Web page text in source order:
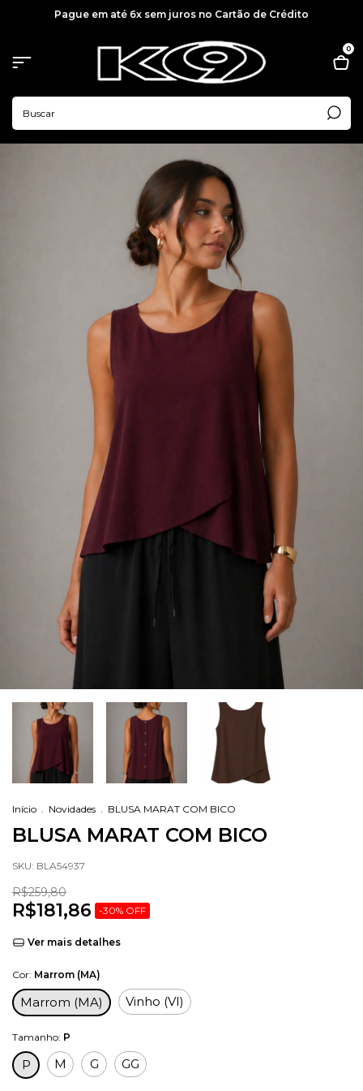
Pague em até 6x sem juros no Cartão de Crédito
0
Início . Novidades . BLUSA MARAT COM BICO
BLUSA MARAT COM BICO
SKU: BLA54937
R$259,80
R$181,86 -30% OFF
Ver mais detalhes
Cor: Marrom (MA)
Marrom (MA) Vinho (VI)
Tamanho: P
P M G GG